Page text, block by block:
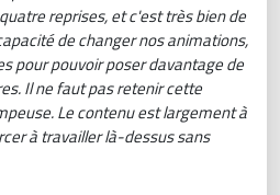
reprises, et c'est très bien de
de changer nos animations,
pour pouvoir poser davantage de
Il ne faut pas retenir cette
Le contenu est largement à
à travailler là-dessus sans